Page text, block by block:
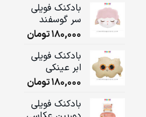
بادکنک فویلی
سر گوسفند
180,000تومان
بادکنک فویلی
ابر عینکی
180,000تومان
بادکنک فویلی